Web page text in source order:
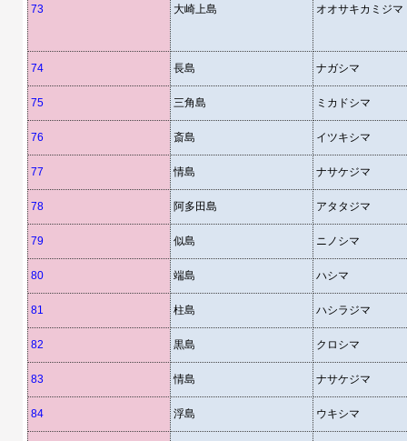
73 大崎上島 オオサキカミジマ
74 長島 ナガシマ
75 三角島 ミカドシマ
76 斎島 イツキシマ
77 情島 ナサケジマ
78 阿多田島 アタタジマ
79 似島 ニノシマ
80 端島 ハシマ
81 柱島 ハシラジマ
82 黒島 クロシマ
83 情島 ナサケジマ
84 浮島 ウキシマ